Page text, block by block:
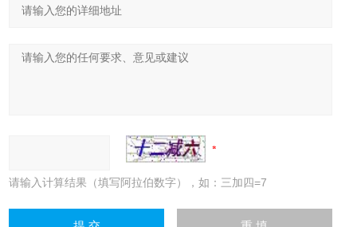
请输入计算结果（填写阿拉伯数字），如：三加四=7